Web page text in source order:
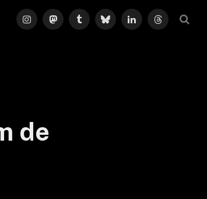
InstagramMastodonTumblrBlueskyLinkedInThreads
de